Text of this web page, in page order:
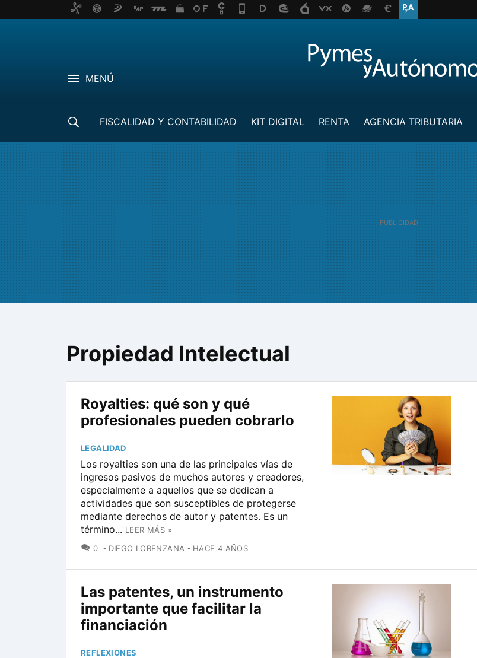
MENÚ
FISCALIDAD Y CONTABILIDAD KIT DIGITAL RENTA AGENCIA TRIBUTARIA
Propiedad Intelectual
Royalties: qué son y qué
profesionales pueden cobrarlo
LEGALIDAD
Los royalties son una de las principales vías de
ingresos pasivos de muchos autores y creadores,
especialmente a aquellos que se dedican a
actividades que son susceptibles de protegerse
mediante derechos de autor y patentes. Es un
término... LEER MÁS »
0 COMENTARIOS
DIEGO LORENZANA HACE 4 AÑOS
Las patentes, un instrumento
importante que facilitar la
financiación
REFLEXIONES